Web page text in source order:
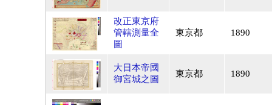
改正東京府
管轄測量全
圖
東京都 1890
大日本帝國
御宮城之圖
東京都 1890